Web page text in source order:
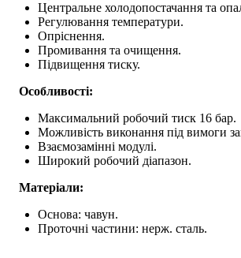
Центральне холодопостачання та
Регулювання температури.
Опріснення.
Промивання та очищення.
Підвищення тиску.
Особливості:
Максимальний робочий тиск 16 бар.
Можливість виконання під вимоги
Взаємозамінні модулі.
Широкий робочий діапазон.
Матеріали:
Основа: чавун.
Проточні частини: нерж. сталь.